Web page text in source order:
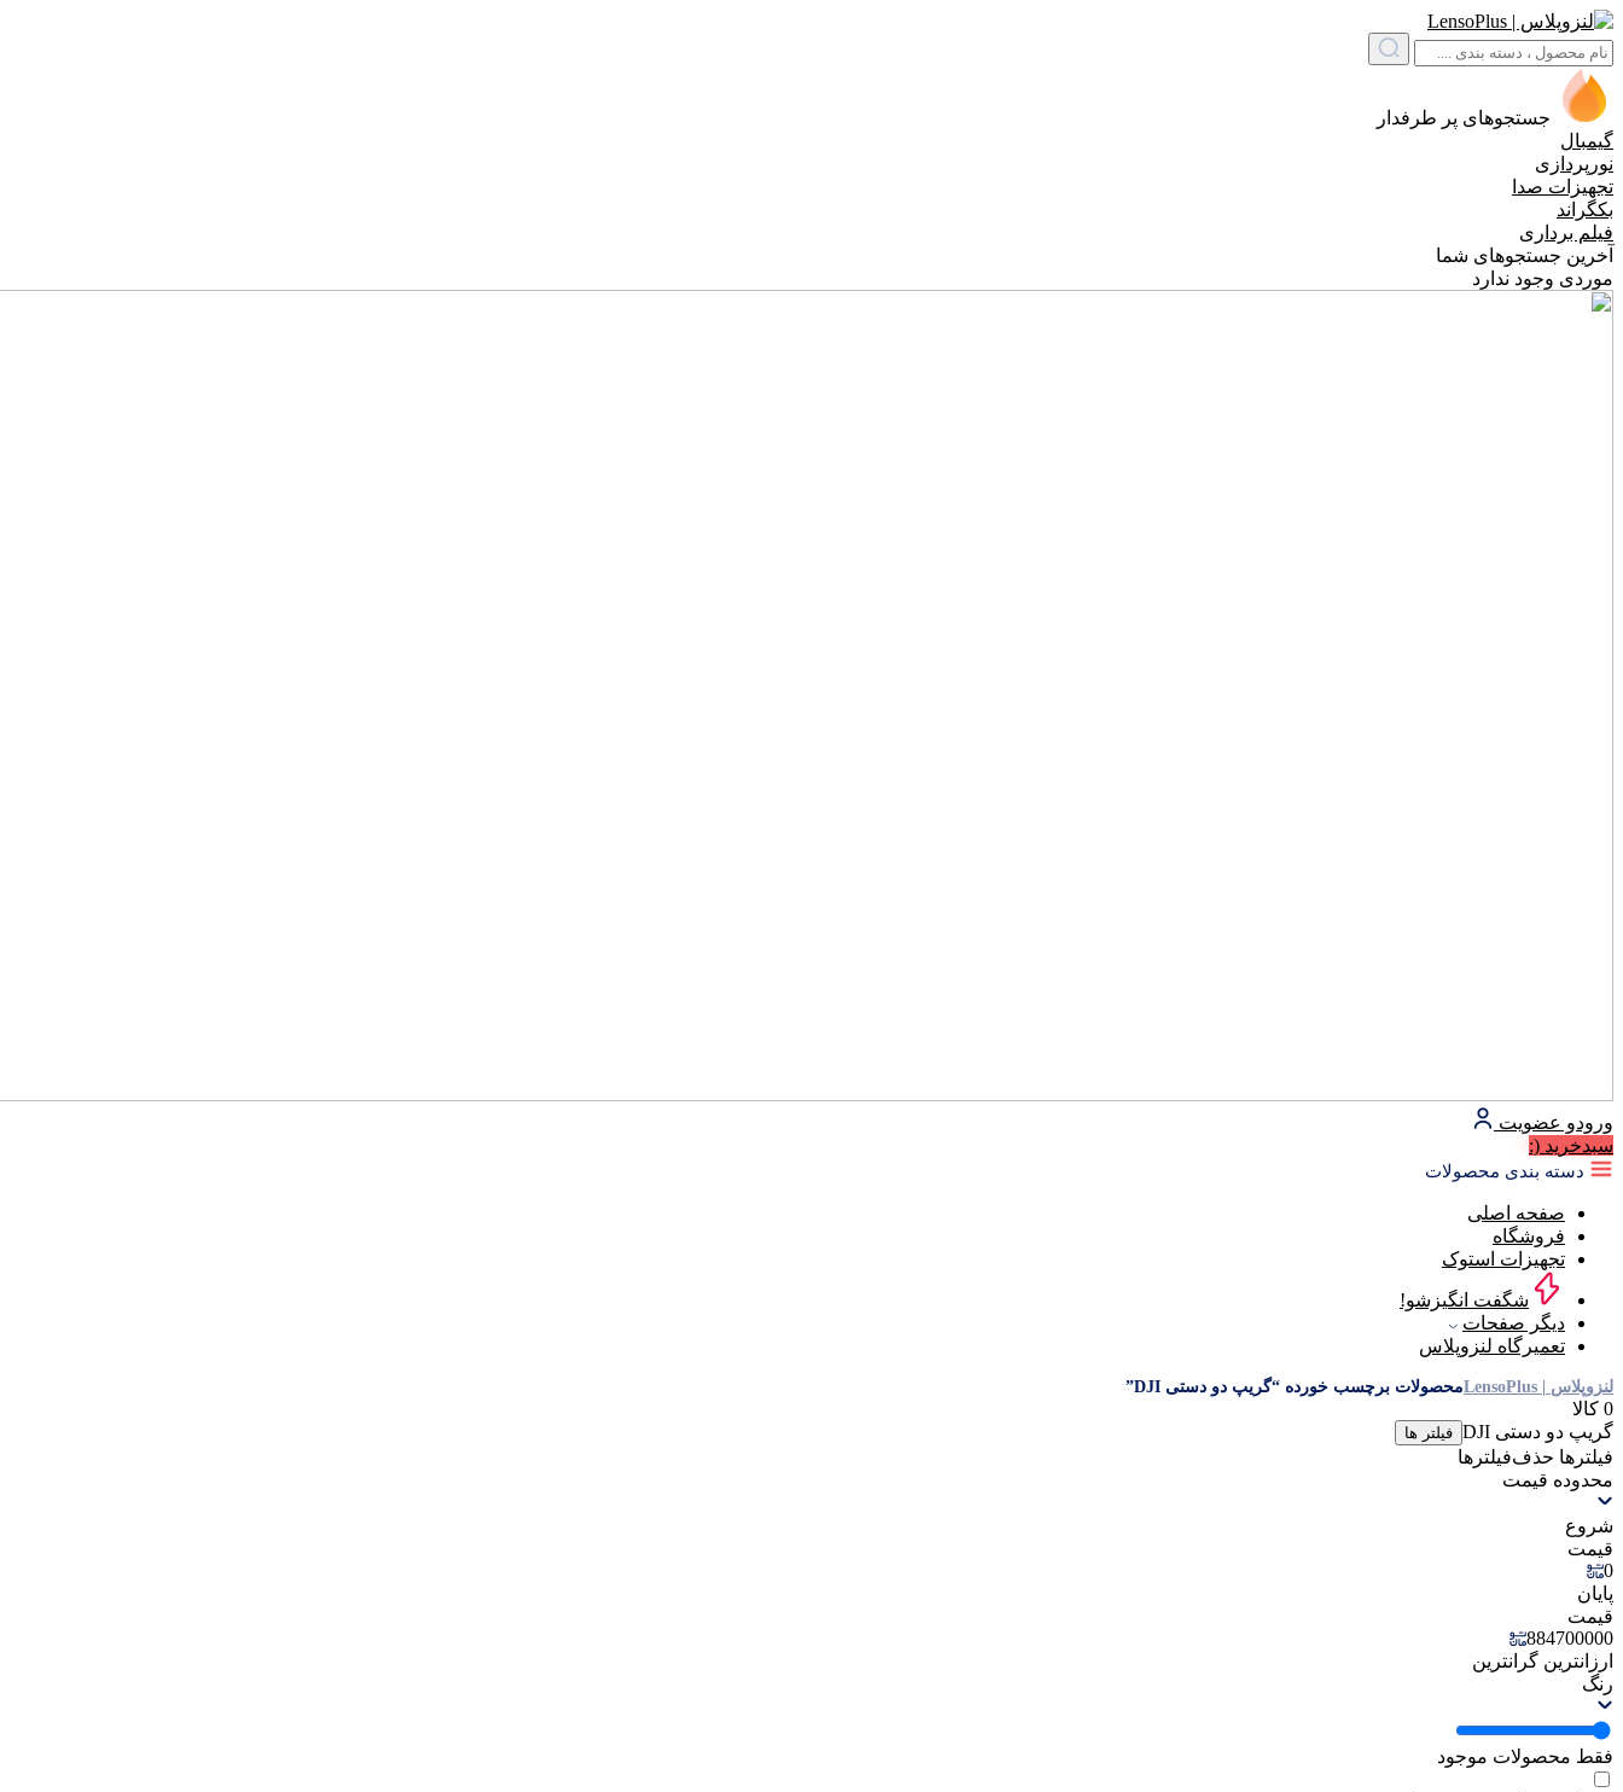
جستجوهای پر طرفدار
گیمبال
نورپردازی
تجهیزات صدا
بکگراند
فیلم برداری
آخرین جستجوهای شما
موردی وجود ندارد
ورودو عضویت
سبد‌خرید (:
دسته بندی محصولات
صفحه اصلی
فروشگاه
تجهیزات استوک
شگفت انگیزشو!
دیگر صفحات
تعمیرگاه لنزوپلاس
لنزوپلاس | LensoPlus محصولات برچسب خورده “گریپ دو دستی DJI”
0 کالا
گریپ دو دستی DJI
فیلتر ها
فیلترها حذف‌فیلتر‌ها
محدوده قیمت
شروع
قیمت
0
پایان
قیمت
884700000
ارزانترین گرانترین
رنگ
فقط محصولات موجود